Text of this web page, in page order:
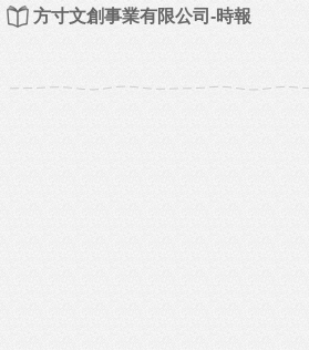
方寸文創事業有限公司-時報